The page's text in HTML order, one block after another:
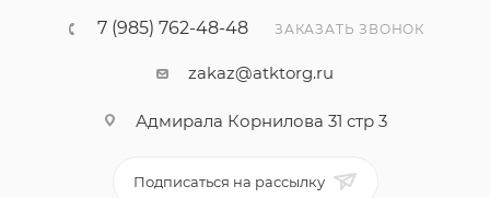
7 (985) 762-48-48 ЗАКАЗАТЬ ЗВОНОК
zakaz@atktorg.ru
Адмирала Корнилова 31 стр 3
Подписаться на рассылку